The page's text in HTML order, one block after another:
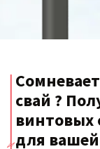
свай ?
винтовых
для